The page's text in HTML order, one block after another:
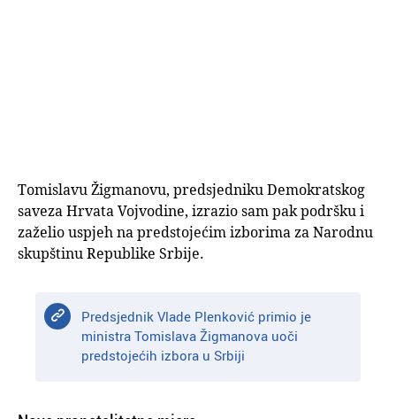
Tomislavu Žigmanovu, predsjedniku Demokratskog
saveza Hrvata Vojvodine, izrazio sam pak podršku i
zaželio uspjeh na predstojećim izborima za Narodnu
skupštinu Republike Srbije.
Predsjednik Vlade Plenković primio je
ministra Tomislava Žigmanova uoči
predstojećih izbora u Srbiji